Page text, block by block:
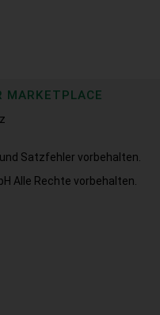
MARKETPLACE
Satzfehler vorbehalten.
Alle Rechte vorbehalten.